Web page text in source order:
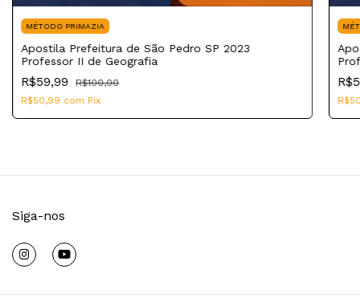
MÉTODO PRIMAZIA
Apostila Prefeitura de São Pedro SP 2023
Professor II de Geografia
R$59,99
R$100,00
R$50,99 com Pix
Siga-nos